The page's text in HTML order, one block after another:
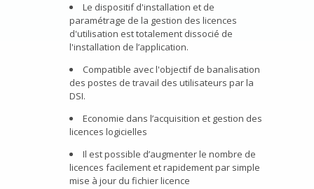
Le dispositif d'installation et de
paramétrage de la gestion des licences
d'utilisation est totalement dissocié de
l'installation de l’application.
Compatible avec l'objectif de banalisation
des postes de travail des utilisateurs par la
DSI.
Economie dans l’acquisition et gestion des
licences logicielles
Il est possible d’augmenter le nombre de
licences facilement et rapidement par simple
mise à jour du fichier licence